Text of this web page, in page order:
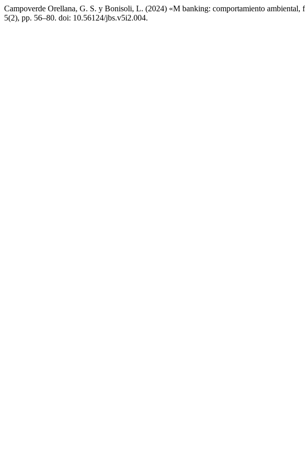
Campoverde Orellana, G. S. y Bonisoli, L. (2024) «M banking: comportamiento ambiental,
5(2), pp. 56–80. doi: 10.56124/jbs.v5i2.004.